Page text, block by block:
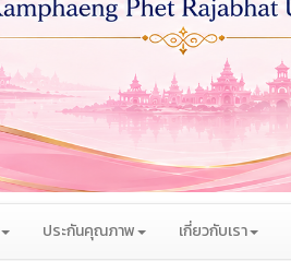
ประกันคุณภาพ เกี่ยวกับเรา